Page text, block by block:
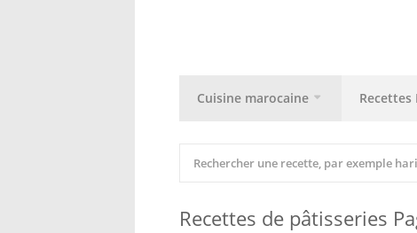
Cuisine marocaine Recettes
Recettes de pâtisseries